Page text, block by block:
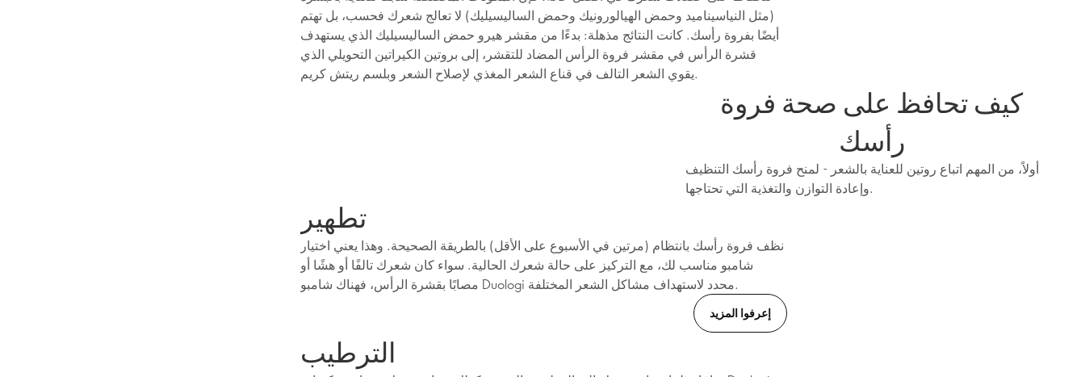
(مثل النياسيناميد وحمض الهيالورونيك وحمض الساليسيليك) لا تعالج شعرك فحسب، بل تهتم
أيضًا بفروة رأسك. كانت النتائج مذهلة: بدءًا من مقشر هيرو حمض الساليسيليك الذي يستهدف
قشرة الرأس في مقشر فروة الرأس المضاد للتقشر، إلى بروتين الكيراتين التحويلي الذي
يقوي الشعر التالف في قناع الشعر المغذي لإصلاح الشعر وبلسم ريتش كريم.
كيف تحافظ على صحة فروة
رأسك
أولاً، من المهم اتباع روتين للعناية بالشعر - لمنح فروة رأسك التنظيف
وإعادة التوازن والتغذية التي تحتاجها.
تطهير
نظف فروة رأسك بانتظام (مرتين في الأسبوع على الأقل) بالطريقة الصحيحة. وهذا يعني اختيار
شامبو مناسب لك، مع التركيز على حالة شعرك الحالية. سواء كان شعرك تالفًا أو هشًا أو
مصابًا بقشرة الرأس، فهناك شامبو Duologi محدد لاستهداف مشاكل الشعر المختلفة.
إعرفوا المزيد
الترطيب